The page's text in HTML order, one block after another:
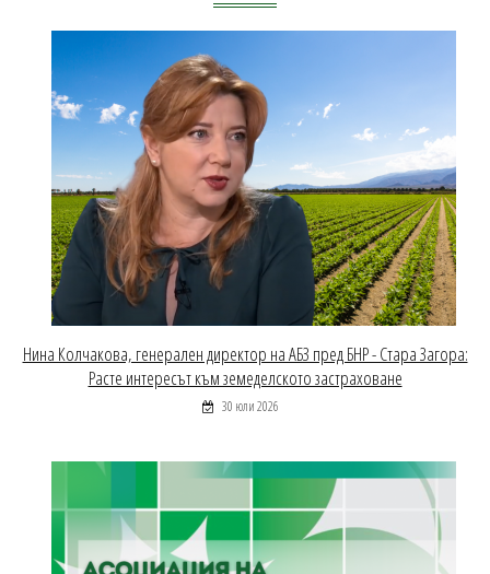
Нина Колчакова, генерален директор на АБЗ пред БНР - Стара Загора:
Расте интересът към земеделското застраховане
30 юли 2026